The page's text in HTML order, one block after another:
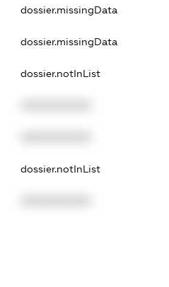
dossier.missingData
dossier.missingData
dossier.notInList
dossier.notInList